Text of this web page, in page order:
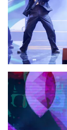
Tổng Biên tập:
Phó Tổng Biên tập:
Nguyễn Trọng
Tổng đài VTV:
Ðiện thoại Thời
Email:
Liên hệ quảng